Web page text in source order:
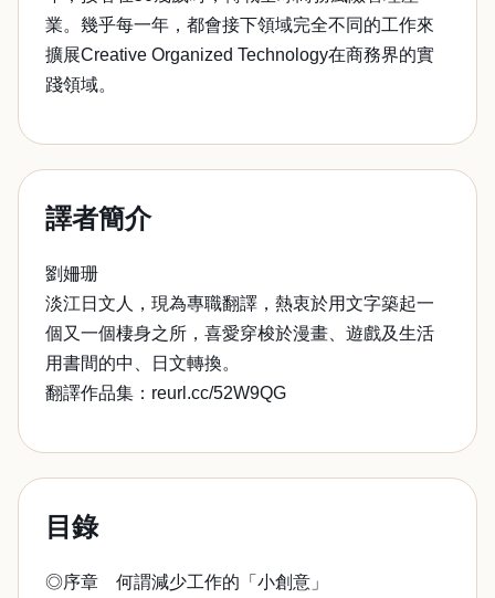
業。幾乎每一年，都會接下領域完全不同的工作來
擴展Creative Organized Technology在商務界的實
踐領域。
譯者簡介
劉姍珊
淡江日文人，現為專職翻譯，熱衷於用文字築起一
個又一個棲身之所，喜愛穿梭於漫畫、遊戲及生活
用書間的中、日文轉換。
翻譯作品集：reurl.cc/52W9QG
目錄
◎序章 何謂減少工作的「小創意」